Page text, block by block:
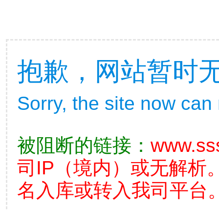
抱歉，网站暂时
Sorry, the site now
被阻断的链接：
司IP（境内）或无解析
名入库或转入我司平台